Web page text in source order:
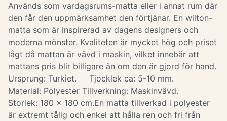
Används som vardagsrums-matta eller i annat rum där
den får den uppmärksamhet den förtjänar. En wilton-
matta som är inspirerad av dagens designers och
moderna mönster. Kvaliteten är mycket hög och priset
lågt då mattan är vävd i maskin, vilket innebär att
mattans pris blir billigare än om den är gjord för hand.
Ursprung: Turkiet. Tjocklek ca: 5-10 mm.
Material: Polyester Tillverkning: Maskinvävd.
Storlek: 180 x 180 cm. ​ En matta tillverkad i polyester
är extremt tålig och enkel att hålla ren och fri från